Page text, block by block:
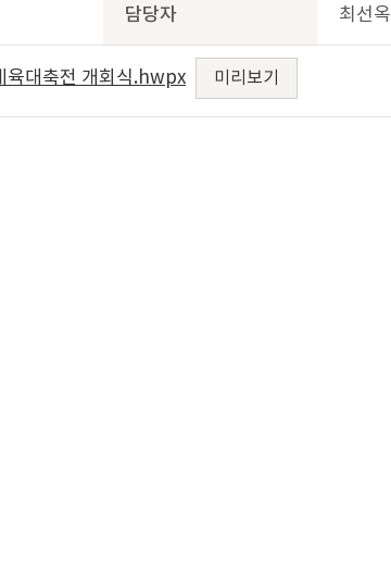
담당자 최선옥
육대축전 개회식.hwpx 미리보기